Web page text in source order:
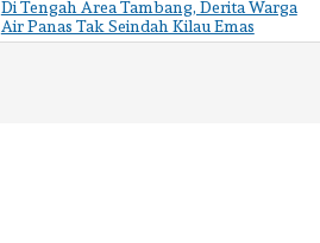
Di Tengah Area Tambang, Derita Warga
Air Panas Tak Seindah Kilau Emas